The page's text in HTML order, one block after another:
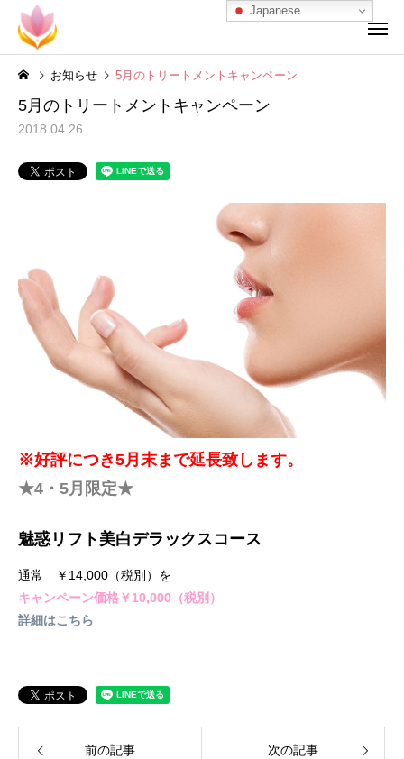
お知らせ 5月のトリートメントキャンペーン
5月のトリートメントキャンペーン
2018.04.26
※好評につき5月末まで延長致します。
★4・5月限定★
魅惑リフト美白デラックスコース
通常 ￥14,000（税別）を
キャンペーン価格￥10,000（税別）
詳細はこちら
前の記事 次の記事
Japanese